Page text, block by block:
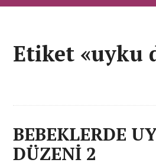
Etiket «uyku
BEBEKLERDE
DÜZENİ 2